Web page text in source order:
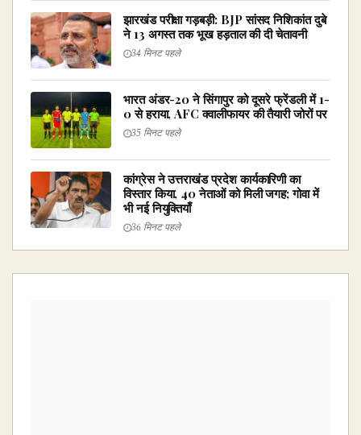
झारखंड परीक्षा गड़बड़ी: BJP सांसद निशिकांत दुबे
ने 13 अगस्त तक भूख हड़ताल की दी चेतावनी
34 मिनट पहले
भारत अंडर-20 ने सिंगापुर को दूसरे फ्रेंडली में 1-
0 से हराया, AFC क्वालीफायर की तैयारी जोरों पर
35 मिनट पहले
कांग्रेस ने उत्तराखंड प्रदेश कार्यकारिणी का
विस्तार किया, 40 नेताओं को मिली जगह; गोवा में
भी नई नियुक्तियाँ
36 मिनट पहले